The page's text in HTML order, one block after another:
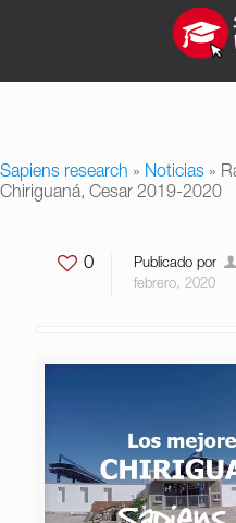
Sapiens research » Noticias »
Chiriguaná, Cesar 2019-2020
0 Publicado por
febrero, 2020